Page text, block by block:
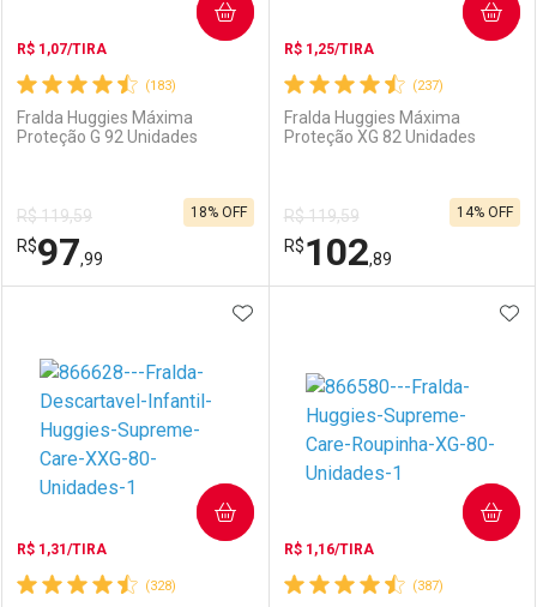
(183)
R$ 1,07/TIRA
Fralda Huggies Máxima
Proteção G 92 Unidades
R$ 119,59
R$97,99
18% OFF
COMPRAR
Laboratório
Por Menos
(237)
R$ 1,25/TIRA
Fralda Huggies Máxima
Proteção XG 82 Unidades
R$ 119,59
R$102,89
14% OFF
COMPRAR
Laboratório
Por Menos
(328)
R$ 1,31/TIRA
ADICIONAR AOS FAVORITOS
COMPRAR
(387)
R$ 1,16/TIRA
COMPRAR